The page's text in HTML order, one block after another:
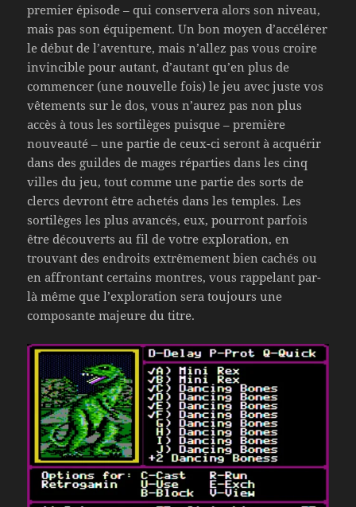
premier épisode – qui conservera alors son niveau,
mais pas son équipement. Un bon moyen d’accélérer
le début de l’aventure, mais n’allez pas vous croire
invincible pour autant, d’autant qu’en plus de
commencer (une nouvelle fois) le jeu avec juste vos
vêtements sur le dos, vous n’aurez pas non plus
accès à tous les sortilèges puisque – première
nouveauté – une partie de ceux-ci seront à acquérir
dans des guildes de mages réparties dans les cinq
villes du jeu, tout comme une partie des sorts de
clercs devront être achetés dans les temples. Les
sortilèges les plus avancés, eux, pourront parfois
être découverts au fil de votre exploration, en
trouvant des endroits extrêmement bien cachés ou
en affrontant certains montres, vous rappelant par-
là même que l’exploration sera toujours une
composante majeure du titre.